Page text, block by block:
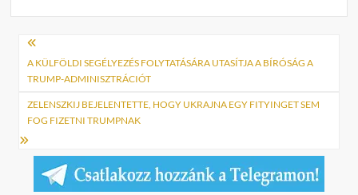
Bejegyzés
navigáció
A KÜLFÖLDI SEGÉLYEZÉS FOLYTATÁSÁRA UTASÍTJA A BÍRÓSÁG A
TRUMP-ADMINISZTRÁCIÓT
ZELENSZKIJ BEJELENTETTE, HOGY UKRAJNA EGY FITYINGET SEM
FOG FIZETNI TRUMPNAK